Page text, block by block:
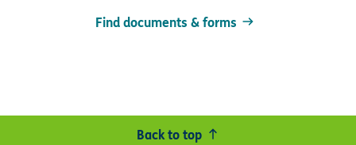
Find documents & forms
Back to top